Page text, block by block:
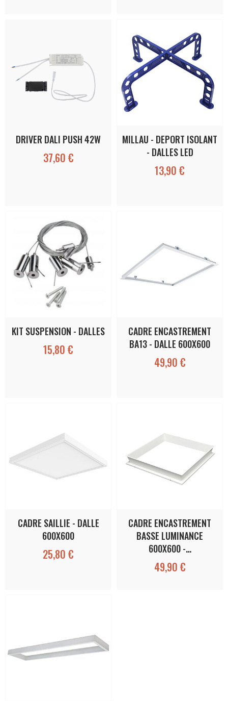
DRIVER DALI PUSH 42W
37,60 €
MILLAU - DEPORT ISOLANT
- DALLES LED
13,90 €
KIT SUSPENSION - DALLES
15,80 €
CADRE ENCASTREMENT
BA13 - DALLE 600X600
49,90 €
CADRE SAILLIE - DALLE
600X600
25,80 €
CADRE ENCASTREMENT
BASSE LUMINANCE
600X600 -…
49,90 €